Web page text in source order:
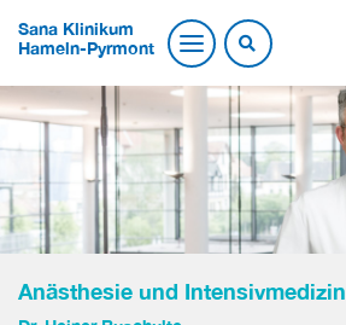
Sana Klinikum
Hameln-Pyrmont
Anästhesie und Intensivmedizin